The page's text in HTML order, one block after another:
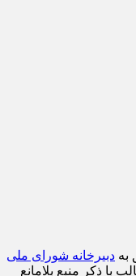
به دبیرخانه شورای ملی
با ذکر منبع بلامانع